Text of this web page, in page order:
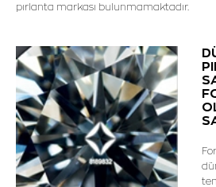
pırlanta markası bulunmamaktadır.